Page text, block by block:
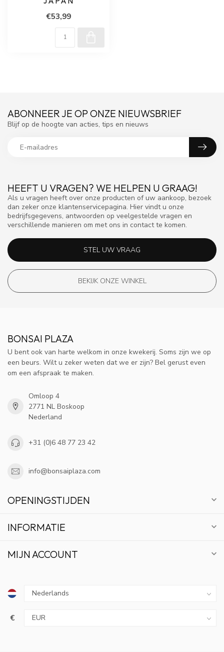
€53,99
HEEFT U VRAGEN? WE HELPEN U GRAAG!
Als u vragen heeft over onze producten of uw aankoop, bezoek
dan zeker onze klantenservicepagina. Hier vindt u onze
bedrijfsgegevens, antwoorden op veelgestelde vragen en
verschillende manieren om met ons in contact te komen.
STEL UW VRAAG
BEKIJK ONZE WINKEL
ABONNEER JE OP ONZE NIEUWSBRIEF
Blijf op de hoogte van acties, tips en nieuws
BONSAI PLAZA
U bent ook van harte welkom in onze kwekerij. Soms zijn we op
een beurs. Wilt u zeker weten dat we er zijn? Bel gerust even
om een afspraak te maken.
Omloop 4
2771 NL Boskoop
Nederland
+31 (0)6 48 77 23 42
info@bonsaiplaza.com
OPENINGSTIJDEN
INFORMATIE
MIJN ACCOUNT
€